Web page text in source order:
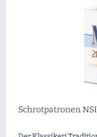
Schrotpatronen NSI